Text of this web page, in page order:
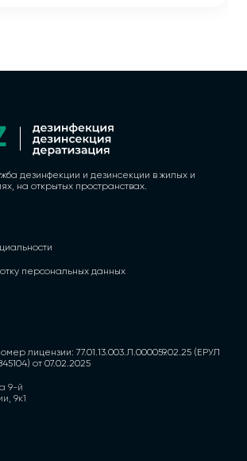
дезинфекции и дезинсекции в жилых и
на открытых пространствах.
персональных данных
лицензии: 77.01.13.003.Л.000059.02.25 (ЕРУЛ
от 07.02.2025
9-й
9к1